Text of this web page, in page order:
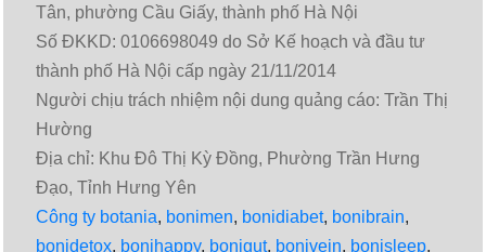
Tân, phường Cầu Giấy, thành phố Hà Nội
Số ĐKKD: 0106698049 do Sở Kế hoạch và đầu tư
thành phố Hà Nội cấp ngày 21/11/2014
Người chịu trách nhiệm nội dung quảng cáo: Trần Thị
Hường
Địa chỉ: Khu Đô Thị Kỳ Đồng, Phường Trần Hưng
Đạo, Tỉnh Hưng Yên
Công ty botania, bonimen, bonidiabet, bonibrain,
bonidetox, bonihappy, bonigut, bonivein, bonisleep,